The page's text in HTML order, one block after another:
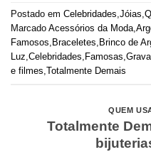
Postado em Celebridades,Jóias,
Marcado Acessórios da Moda,
Famosos, Braceletes, Brinco de
Luz,Celebridades, Famosas,
e filmes,Totalmente Demais
QUEM
Totalmente